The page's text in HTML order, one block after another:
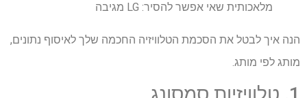
מלאכותית שאי אפשר להסיר: LG מגיבה
הנה איך לבטל את הסכמת הטלוויזיה החכמה שלך לאיסוף נתונים,
מותג לפי מותג.